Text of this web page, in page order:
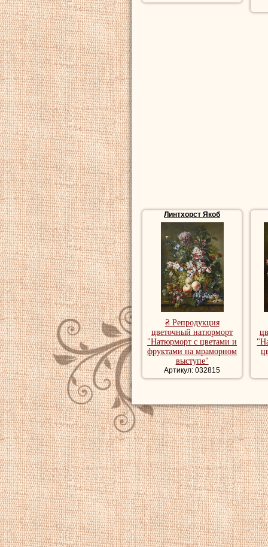
Линтхорст Якоб
₴ Репродукция
цветочный натюрморт
"Натюрморт с цветами и
фруктами на мраморном
выступе"
Артикул: 032815